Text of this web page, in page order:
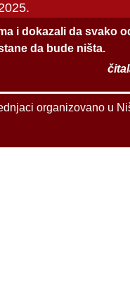
i dokazali da svako
da bude ništa.
organizovano u